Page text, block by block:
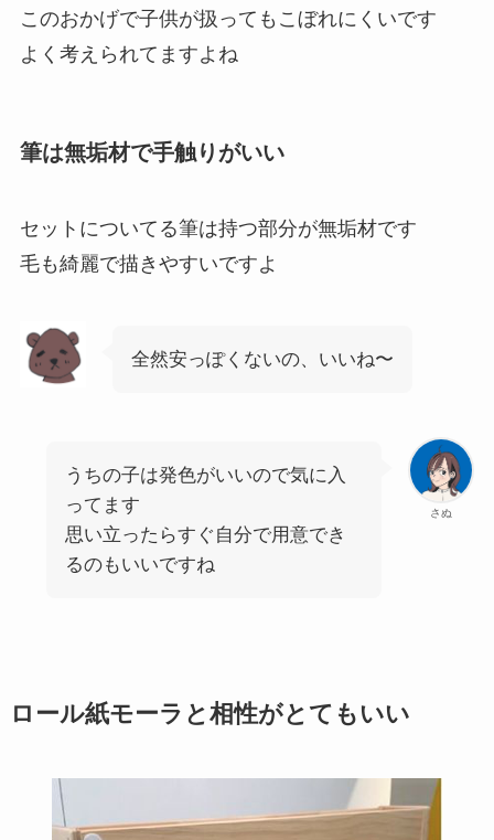
このおかげで子供が扱ってもこぼれにくいです
よく考えられてますよね
筆は無垢材で手触りがいい
セットについてる筆は持つ部分が無垢材です
毛も綺麗で描きやすいですよ
全然安っぽくないの、いいね〜
さぬ
うちの子は発色がいいので気に入
ってます
思い立ったらすぐ自分で用意でき
るのもいいですね
ロール紙モーラと相性がとてもいい